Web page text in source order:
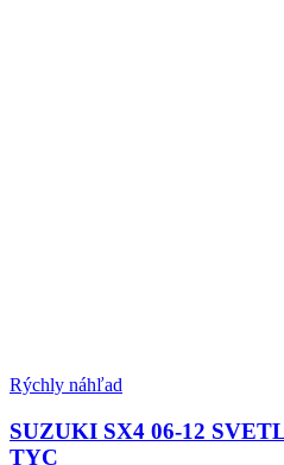
Rýchly náhľad
SUZUKI SX4 06-12
TYC